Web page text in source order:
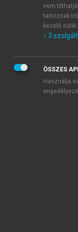
mersz.hu
tudomásul
nem
tartoznak
kezelő sütik.
↓ 3
ÖSSZES
Használja